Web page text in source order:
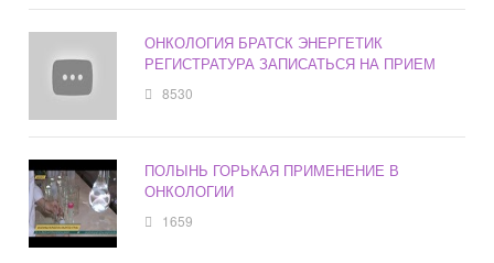
ОНКОЛОГИЯ БРАТСК ЭНЕРГЕТИК
РЕГИСТРАТУРА ЗАПИСАТЬСЯ НА ПРИЕМ
8530
ПОЛЫНЬ ГОРЬКАЯ ПРИМЕНЕНИЕ В
ОНКОЛОГИИ
1659